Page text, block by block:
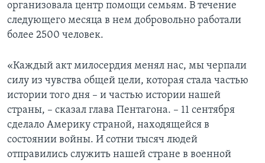
организовала центр помощи семьям. В течение
следующего месяца в нем добровольно работали
более 2500 человек.
«Каждый акт милосердия менял нас, мы черпали
силу из чувства общей цели, которая стала частью
истории того дня – и частью истории нашей
страны, – сказал глава Пентагона. – 11 сентября
сделало Америку страной, находящейся в
состоянии войны. И сотни тысяч людей
отправились служить нашей стране в военной